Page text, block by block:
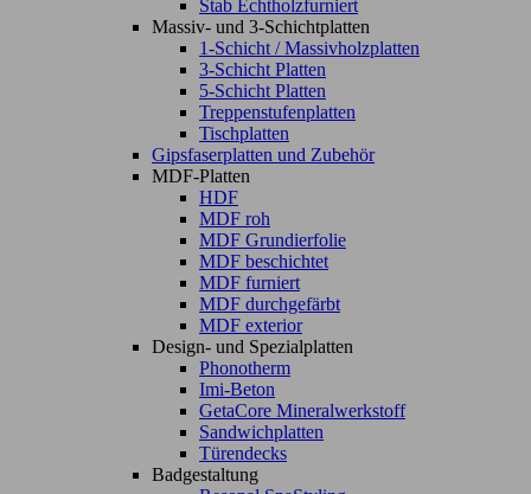
Stab Echtholzfurniert
Massiv- und 3-Schichtplatten
1-Schicht / Massivholzplatten
3-Schicht Platten
5-Schicht Platten
Treppenstufenplatten
Tischplatten
Gipsfaserplatten und Zubehör
MDF-Platten
HDF
MDF roh
MDF Grundierfolie
MDF beschichtet
MDF furniert
MDF durchgefärbt
MDF exterior
Design- und Spezialplatten
Phonotherm
Imi-Beton
GetaCore Mineralwerkstoff
Sandwichplatten
Türendecks
Badgestaltung